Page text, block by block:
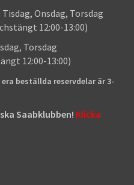
Onsdag, Torsdag
12:00-13:00)
Onsdag, Torsdag
12:00-13:00)
beställda reservdelar är 3-
Saabklubben! Klicka